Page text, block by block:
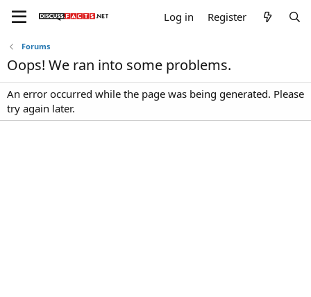
Log in Register
Forums
Oops! We ran into some problems.
An error occurred while the page was being generated. Please
try again later.